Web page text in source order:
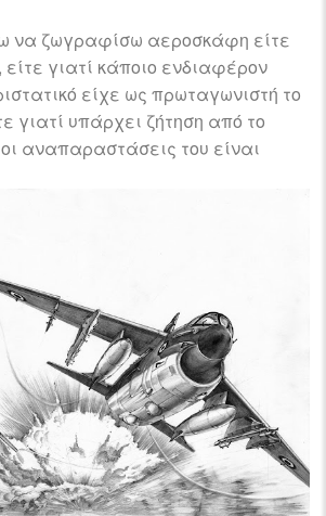
να ζωγραφίσω αεροσκάφη είτε
είτε γιατί κάποιο ενδιαφέρον
είχε ως πρωταγωνιστή το
γιατί υπάρχει ζήτηση από το
οι αναπαραστάσεις του είναι